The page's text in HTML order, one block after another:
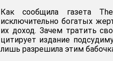
Как сообщила газета
исключительно богатых
их доход. Зачем тратить
цитирует издание
лишь разрешила этим